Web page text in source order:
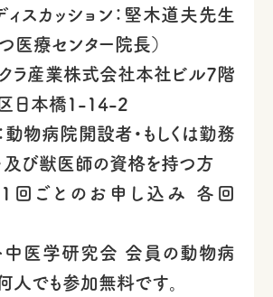
スカッション：堅木道夫先生
医療センター院長）
ラ産業株式会社本社ビル7階
日本橋1-14-2
物病院開設者・もしくは勤務
及び獣医師の資格を持つ方
回ごとのお申し込み 各回
中医学研究会 会員の動物病
人でも参加無料です。